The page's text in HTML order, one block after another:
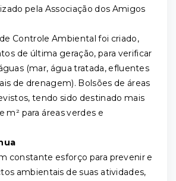
pela Associação dos Amigos
Controle Ambiental foi criado,
de última geração, para verificar
(mar, água tratada, efluentes
de drenagem). Bolsões de áreas
tendo sido destinado mais
m² para áreas verdes e
constante esforço para prevenir e
ambientais de suas atividades,